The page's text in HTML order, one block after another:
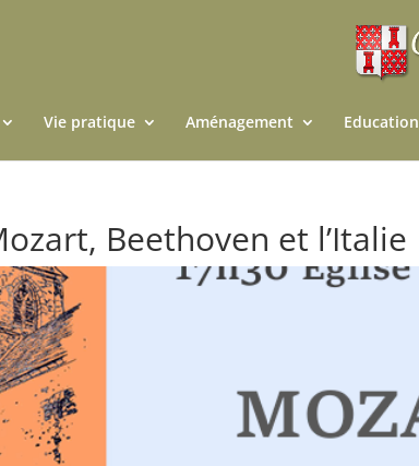
Vie pratique Aménagement Education
Beethoven et l’Italie